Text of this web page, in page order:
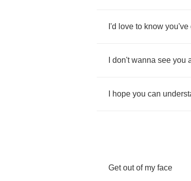
I'd love to know you've
don't wanna see you
hope you can
Get out of my face